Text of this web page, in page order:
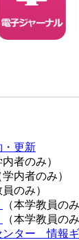
・更新
内者のみ）
学内者のみ）
員のみ）
（本学教員のみ
（本学教員のみ
ンター 情報